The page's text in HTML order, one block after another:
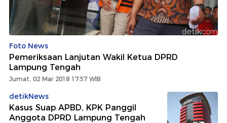
Foto News
Pemeriksaan Lanjutan Wakil Ketua DPRD
Lampung Tengah
Jumat, 02 Mar 2018 17:57 WIB
detikNews
Kasus Suap APBD, KPK Panggil
Anggota DPRD Lampung Tengah